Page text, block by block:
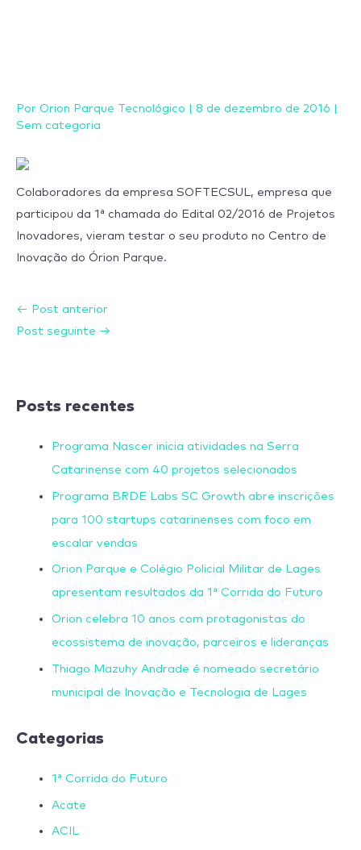
Por Orion Parque Tecnológico | 8 de dezembro de 2016 |
Sem categoria
Colaboradores da empresa SOFTECSUL, empresa que
participou da 1ª chamada do Edital 02/2016 de Projetos
Inovadores, vieram testar o seu produto no Centro de
Inovação do Órion Parque.
← Post anterior
Post seguinte →
Posts recentes
Programa Nascer inicia atividades na Serra
Catarinense com 40 projetos selecionados
Programa BRDE Labs SC Growth abre inscrições
para 100 startups catarinenses com foco em
escalar vendas
Orion Parque e Colégio Policial Militar de Lages
apresentam resultados da 1ª Corrida do Futuro
Orion celebra 10 anos com protagonistas do
ecossistema de inovação, parceiros e lideranças
Thiago Mazuhy Andrade é nomeado secretário
municipal de Inovação e Tecnologia de Lages
Categorias
1ª Corrida do Futuro
Acate
ACIL